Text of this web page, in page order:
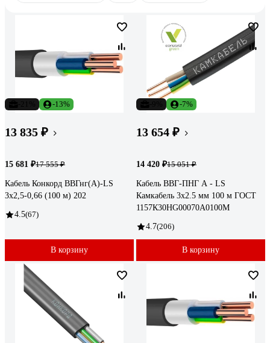
-13%
13 835 ₽
15 681 ₽17 555 ₽
Кабель Конкорд ВВГнг(А)-LS
3х2,5-0,66 (100 м) 202
4.5(67)
В корзину
-7%
13 654 ₽
14 420 ₽15 051 ₽
Кабель ВВГ-ПНГ А - LS
Камкабель 3x2.5 мм 100 м ГОСТ
1157К30HG00070А0100М
4.7(206)
В корзину